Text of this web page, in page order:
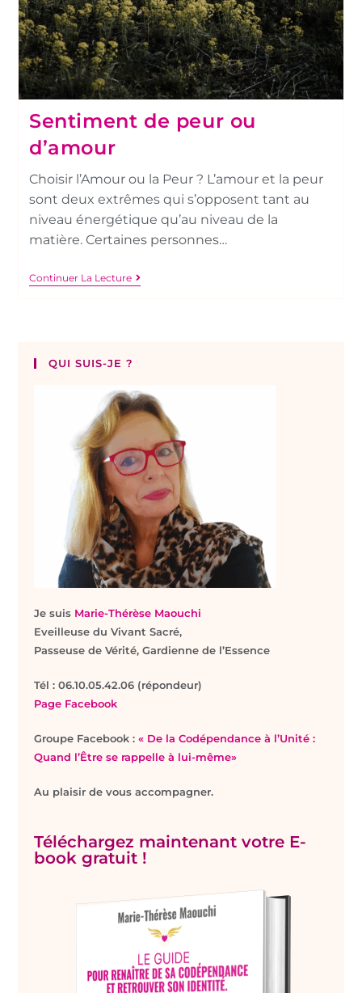
Sentiment de peur ou
d’amour
Choisir l’Amour ou la Peur ? L’amour et la peur
sont deux extrêmes qui s’opposent tant au
niveau énergétique qu’au niveau de la
matière. Certaines personnes…
Continuer La Lecture
QUI SUIS-JE ?
Je suis Marie-Thérèse Maouchi
Eveilleuse du Vivant Sacré,
Passeuse de Vérité, Gardienne de l’Essence
Tél : 06.10.05.42.06 (répondeur)
Page Facebook
Groupe Facebook :« De la Codépendance à l’Unité :
Quand l’Être se rappelle à lui-même»
Au plaisir de vous accompagner.
Téléchargez maintenant votre E-
book gratuit !